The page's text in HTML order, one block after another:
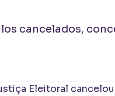
cancelados,
Eleitoral